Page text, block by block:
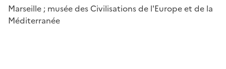
Marseille ; musée des Civilisations de l'Europe et de la
Méditerranée